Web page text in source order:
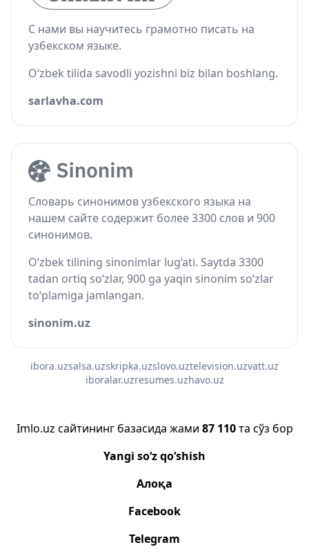
С нами вы научитесь грамотно писать на
узбекском языке.
O‘zbek tilida savodli yozishni biz bilan boshlang.
sarlavha.com
Словарь синонимов узбекского языка на
нашем сайте содержит более 3300 слов и 900
синонимов.
O‘zbek tilining sinonimlar lug‘ati. Saytda 3300
tadan ortiq so‘zlar, 900 ga yaqin sinonim so‘zlar
to‘plamiga jamlangan.
sinonim.uz
ibora.uzsalsa.uzskripka.uzslovo.uztelevision.uzvatt.uz
iboralar.uzresumes.uzhavo.uz
Imlo.uz сайтининг базасида жами 87 110та сўз бор
Yangi so‘z qo‘shish
Алоқа
Facebook
Telegram